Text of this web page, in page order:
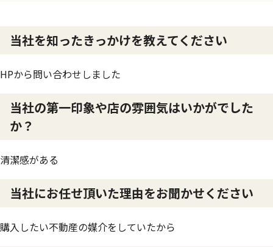
当社を知ったきっかけを教えてください
HPから問い合わせしました
当社の第一印象や店の雰囲気はいかがでした
か？
清潔感がある
当社にお任せ頂いた理由をお聞かせください
購入したい不動産の媒介をしていたから